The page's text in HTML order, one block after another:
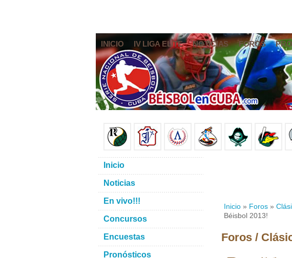
INICIO IV LIGA ELITE NOTICIAS FOROS
Inicio » Foros »
Béisbol 2013!
Foros /
Inicio
Noticias
En vivo!!!
Concursos
Encuestas
Pronósticos